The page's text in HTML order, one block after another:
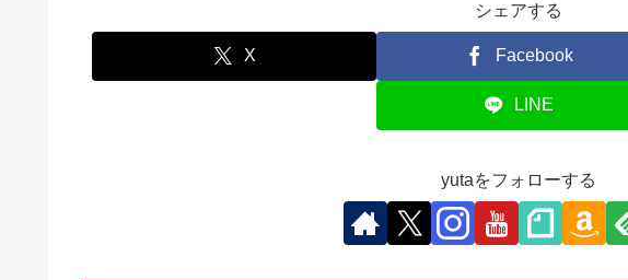
e
er
e
dI
s
et
シェアする
X Facebook
LINE
yutaをフォローする